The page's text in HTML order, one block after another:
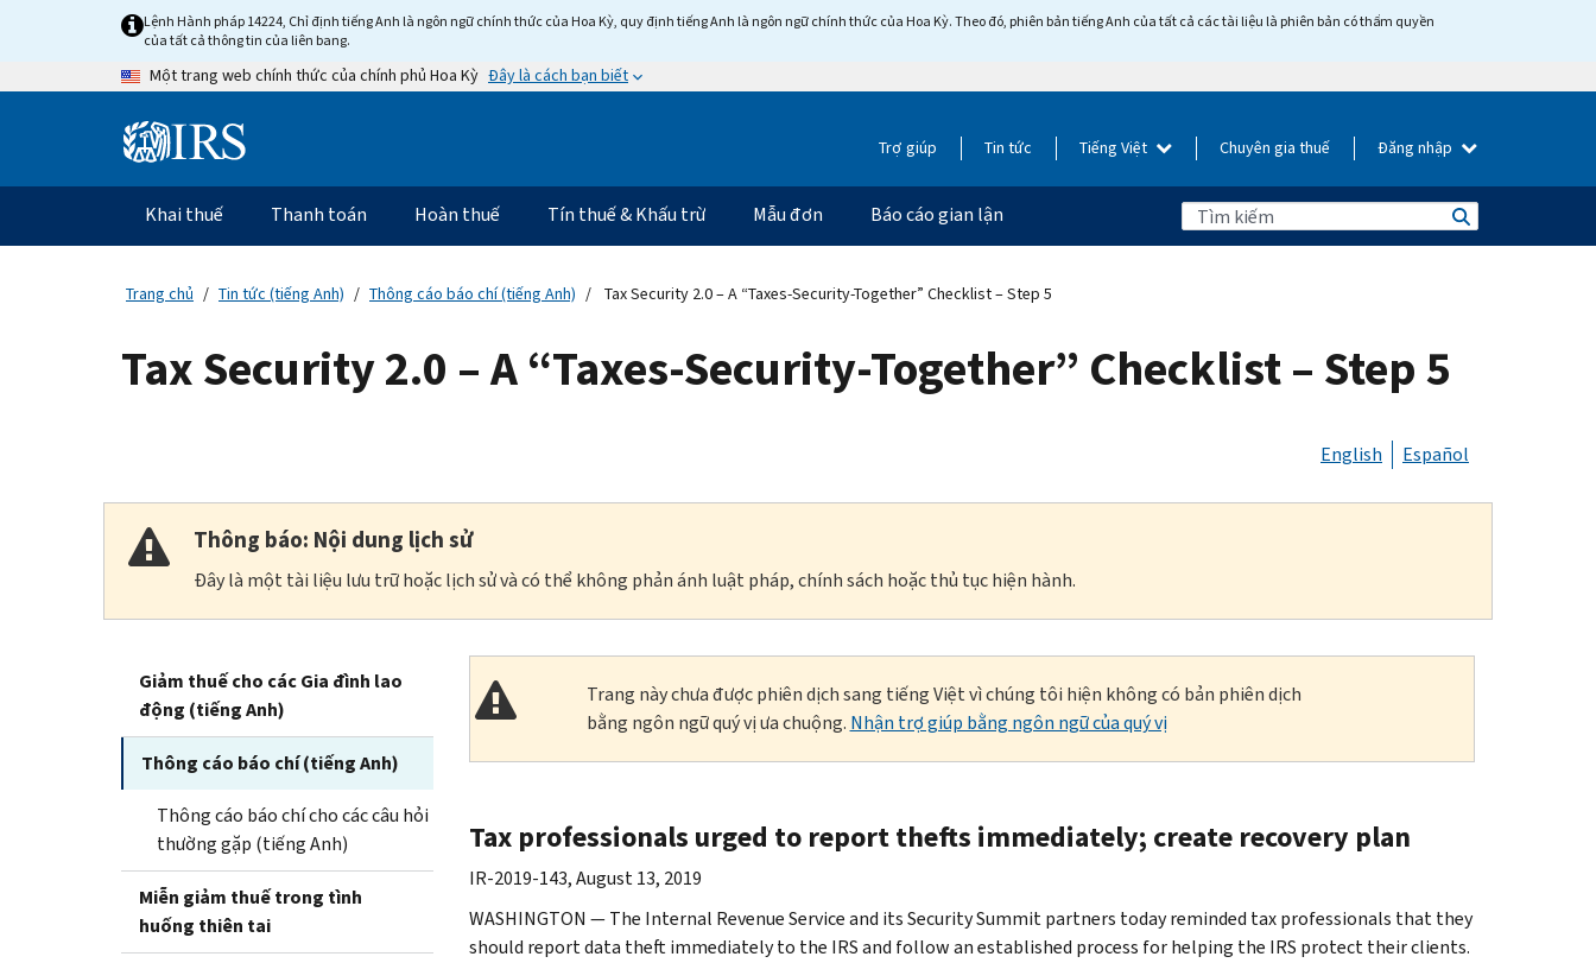
content
Lệnh Hành pháp 14224, Chỉ định tiếng Anh là ngôn ngữ chính thức của Hoa Kỳ, quy định tiếng Anh là ngôn ngữ chính thức của Hoa Kỳ. Theo đó, phiên bản tiếng Anh của tất cả các tài liệu là phiên bản có thẩm quyền
của tất cả thông tin của liên bang.
Một trang web chính thức của chính phủ Hoa Kỳ Đây là cách bạn biết
Information Trợ giúp Tin tức Tiếng Việt Chuyên gia thuế Đăng nhập
Điều
hướng
chính
Khai thuế Thanh toán Hoàn thuế Tín thuế & Khấu trừ Mẫu đơn Báo cáo gian lận
Trang chủ Tin tức (tiếng Anh) Thông cáo báo chí (tiếng Anh) Tax Security 2.0 – A “Taxes-Security-Together” Checklist – Step 5
Tax Security 2.0 – A “Taxes-Security-Together” Checklist – Step 5
English Español
Thông báo: Nội dung lịch sử
Đây là một tài liệu lưu trữ hoặc lịch sử và có thể không phản ánh luật pháp, chính sách hoặc thủ tục hiện hành.
Giảm thuế cho các Gia đình lao
động (tiếng Anh)
Thông cáo báo chí (tiếng Anh)
Thông cáo báo chí cho các câu hỏi
thường gặp (tiếng Anh)
Miễn giảm thuế trong tình
huống thiên tai
Trang này chưa được phiên dịch sang tiếng Việt vì chúng tôi hiện không có bản phiên dịch
bằng ngôn ngữ quý vị ưa chuộng. Nhận trợ giúp bằng ngôn ngữ của quý vị
Tax professionals urged to report thefts immediately; create recovery plan
IR-2019-143, August 13, 2019
WASHINGTON — The Internal Revenue Service and its Security Summit partners today reminded tax professionals that they
should report data theft immediately to the IRS and follow an established process for helping the IRS protect their clients.